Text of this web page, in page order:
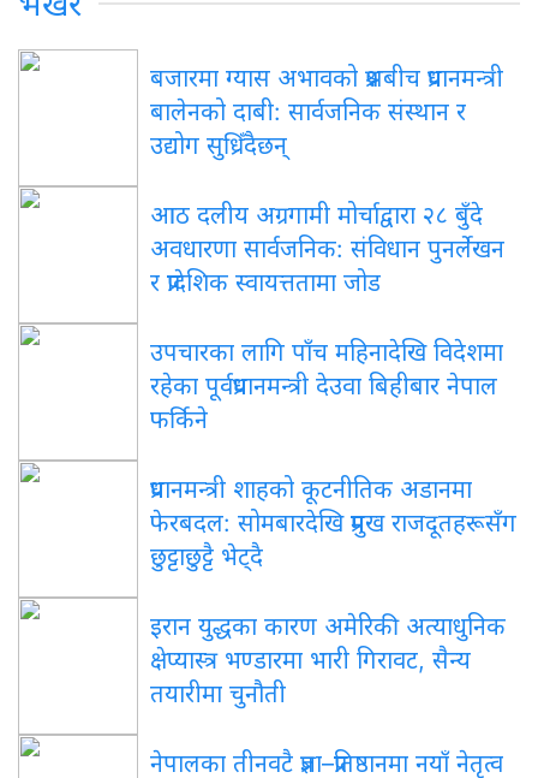
बजारमा ग्यास अभावको प्रश्नबीच प्रधानमन्त्री
बालेनको दाबी: सार्वजनिक संस्थान र
उद्योग सुध्रिँदैछन्
आठ दलीय अग्रगामी मोर्चाद्वारा २८ बुँदे
अवधारणा सार्वजनिक: संविधान पुनर्लेखन
र प्रादेशिक स्वायत्ततामा जोड
उपचारका लागि पाँच महिनादेखि विदेशमा
रहेका पूर्वप्रधानमन्त्री देउवा बिहीबार नेपाल
फर्किने
प्रधानमन्त्री शाहको कूटनीतिक अडानमा
फेरबदल: सोमबारदेखि प्रमुख राजदूतहरूसँग
छुट्टाछुट्टै भेट्दै
इरान युद्धका कारण अमेरिकी अत्याधुनिक
क्षेप्यास्त्र भण्डारमा भारी गिरावट, सैन्य
तयारीमा चुनौती
नेपालका तीनवटै प्रज्ञा–प्रतिष्ठानमा नयाँ नेतृत्व